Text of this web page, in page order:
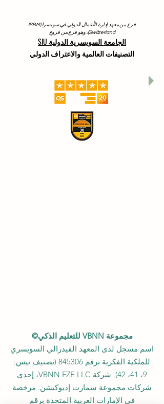
فرع من معهد إدارة الأعمال الدولي في سويسرا (ISBM
Switzerland)، وهو فرع من فروع
الجامعة السويسرية الدولية SIU
التصنيفات العالمية والاعتراف الدولي
مجموعة VBNN للتعليم الذكي©
اسم مسجل لدى المعهد الفيدرالي السويسري
للملكية الفكرية برقم 845306 (تصنيف نيس:
9، 41، 42). شركة VBNN FZE LLC، إحدى
شركات مجموعة سمارت إديوكيشن. مرخصة
في الإمارات العربية المتحدة برقم